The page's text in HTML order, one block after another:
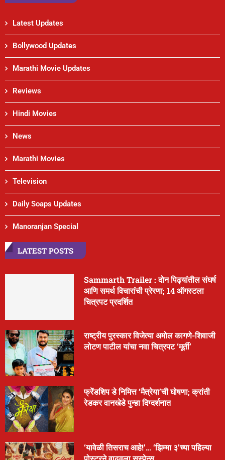
Latest Updates
Bollywood Updates
Marathi Movie Updates
Reviews
Hindi Movies
News
Marathi Movies
Television
Daily Soaps Updates
Manoranjan Special
LATEST POSTS
Sammarth Trailer : दोन पिढ्यांतील संघर्ष
आणि समर्थ विचारांची प्रेरणा; 14 ऑगस्टला
चित्रपट प्रदर्शित
राष्ट्रीय पुरस्कार विजेत्या अमोल कागणे-शिवाजी
लोटण पाटील यांचा नवा चित्रपट ‘मूर्ती’
फ्रेंडशिप डे निमित्त ‘मैत्रेया’ची घोषणा; क्रांती
रेडकर वानखेडे पुन्हा दिग्दर्शनात
‘यावेळी तिसराच आहे!’… ‘झिम्मा ३’च्या पहिल्या